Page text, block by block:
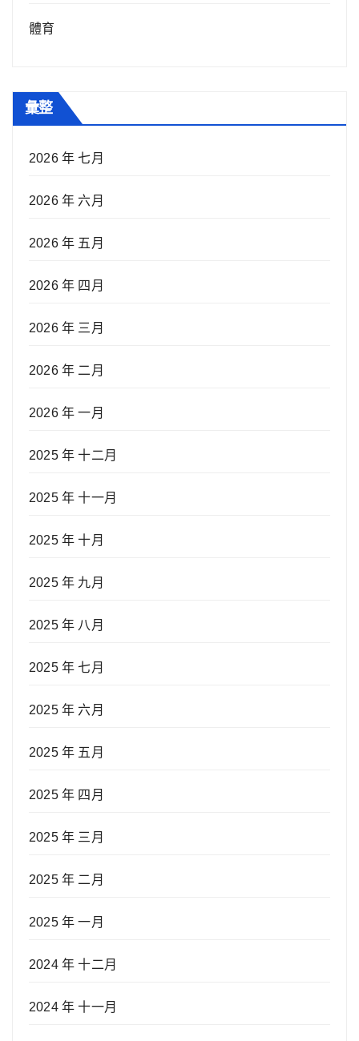
體育
彙整
2026 年 七月
2026 年 六月
2026 年 五月
2026 年 四月
2026 年 三月
2026 年 二月
2026 年 一月
2025 年 十二月
2025 年 十一月
2025 年 十月
2025 年 九月
2025 年 八月
2025 年 七月
2025 年 六月
2025 年 五月
2025 年 四月
2025 年 三月
2025 年 二月
2025 年 一月
2024 年 十二月
2024 年 十一月